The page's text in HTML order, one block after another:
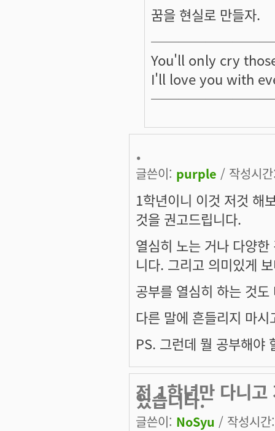
꿈을 현실로 만들자.
You'll only cry
I'll love you with
.
글쓴이: purple / 작성시
1학년이니 이것 저것 해
것을 권고드립니다.
열심히 노는 거나 다양
니다. 그리고 의미있게
공부를 열심히 하는 것
다른 말에 흔들리지 마
PS. 그런데 뭘 공부해야
전 1학년만 다니
있습니다.
글쓴이: NoSyu / 작성시